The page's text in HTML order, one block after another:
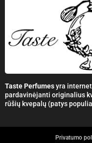
Taste Perfumesyra
pardavinėjanti originalius
rūšių kvepalų (patys
Privatumo